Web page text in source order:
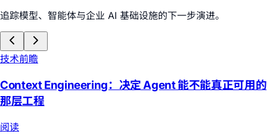
追踪模型、智能体与企业 AI 基础设施的下一步演进。
技术前瞻
Context Engineering：决定 Agent 能不能真正可用的
那层工程
阅读